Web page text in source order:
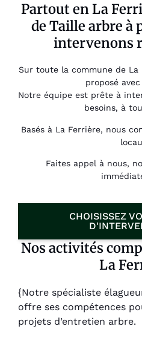
Partout en La
de Taille arbre à
intervenons
Sur toute la commune de La
proposé
Notre équipe est prête à
besoins, à
Basés à La Ferrière, nous
Faites appel à nous,
CHOISISSEZ
Nos activités
La
{Notre spécialiste
offre ses compétences
projets d’entretien arbre.